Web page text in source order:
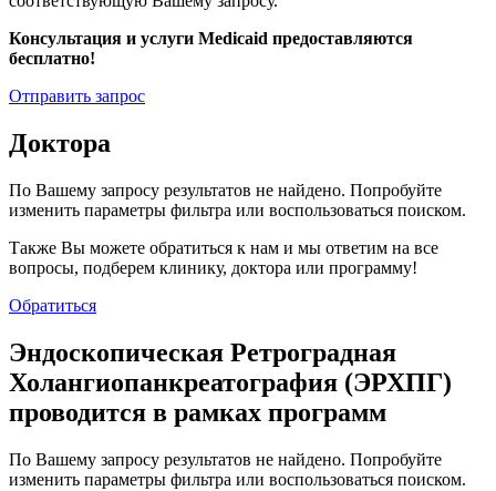
Консультация и услуги Medicaid предоставляются
бесплатно!
Отправить запрос
Доктора
По Вашему запросу результатов не найдено. Попробуйте
изменить параметры фильтра или воспользоваться поиском.
Также Вы можете обратиться к нам и мы ответим на все
вопросы, подберем клинику, доктора или программу!
Обратиться
Эндоскопическая Ретроградная
Холангиопанкреатография (ЭРХПГ)
проводится в рамках программ
По Вашему запросу результатов не найдено. Попробуйте
изменить параметры фильтра или воспользоваться поиском.